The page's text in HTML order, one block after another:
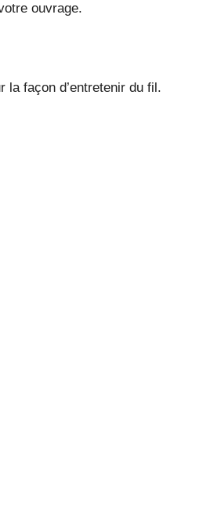
ouvrage.
façon d’entretenir du fil.